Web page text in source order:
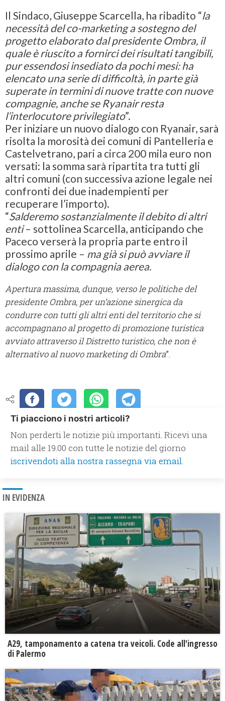
Il Sindaco, Giuseppe Scarcella, ha ribadito “la
necessità del co-marketing a sostegno del
progetto elaborato dal presidente Ombra, il
quale è riuscito a fornirci dei risultati tangibili,
pur essendosi insediato da pochi mesi: ha
elencato una serie di difficoltà, in parte già
superate in termini di nuove tratte con nuove
compagnie, anche se Ryanair resta
l’interlocutore privilegiato”.
Per iniziare un nuovo dialogo con Ryanair, sarà
risolta la morosità dei comuni di Pantelleria e
Castelvetrano, pari a circa 200 mila euro non
versati: la somma sarà ripartita tra tutti gli
altri comuni (con successiva azione legale nei
confronti dei due inadempienti per
recuperare l’importo).
“Salderemo sostanzialmente il debito di altri
enti– sottolinea Scarcella, anticipando che
Paceco verserà la propria parte entro il
prossimo aprile – ma già si può avviare il
dialogo con la compagnia aerea.
Apertura massima, dunque, verso le politiche del
presidente Ombra, per un’azione sinergica da
condurre con tutti gli altri enti del territorio che si
accompagnano al progetto di promozione turistica
avviato attraverso il Distretto turistico, che non è
alternativo al nuovo marketing di Ombra”.
Ti piacciono i nostri articoli?
Non perderti le notizie più importanti. Ricevi una
mail alle 19.00 con tutte le notizie del giorno
iscrivendoti alla nostra rassegna via email.
IN EVIDENZA
A29, tamponamento a catena tra veicoli. Code all'ingresso
di Palermo